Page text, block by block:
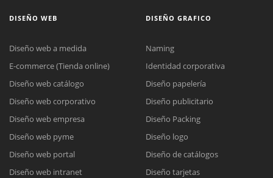
DISEÑO WEB
Diseño web a medida
E-commerce (Tienda online)
Diseño web catálogo
Diseño web corporativo
Diseño web empresa
Diseño web pyme
Diseño web portal
Diseño web intranet
DISEÑO GRAFICO
Naming
Identidad corporativa
Diseño papelería
Diseño publicitario
Diseño Packing
Diseño logo
Diseño de catálogos
Diseño tarjetas